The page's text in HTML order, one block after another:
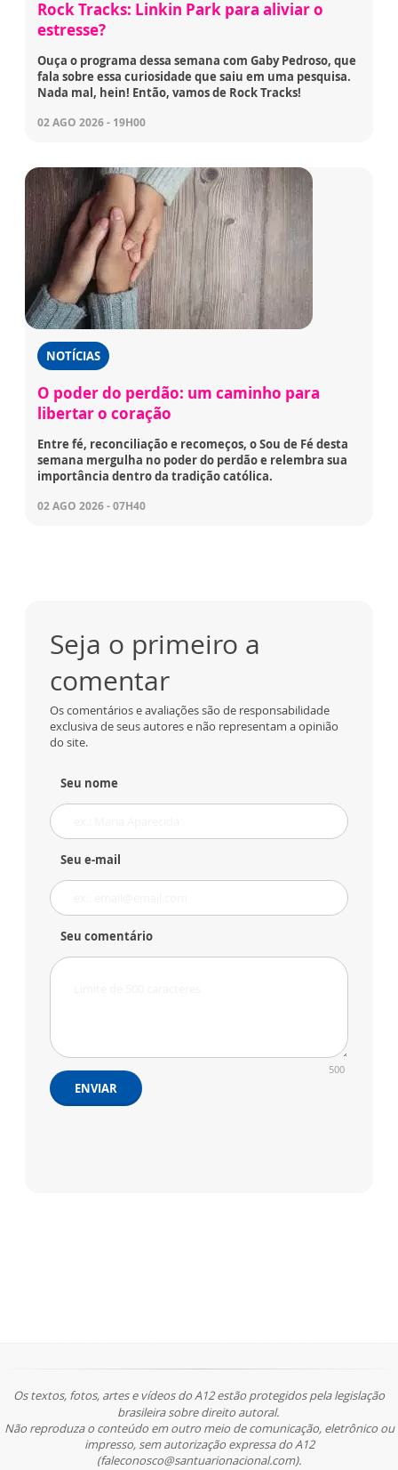
Rock Tracks: Linkin Park para aliviar o
estresse?
Ouça o programa dessa semana com Gaby Pedroso, que
fala sobre essa curiosidade que saiu em uma pesquisa.
Nada mal, hein! Então, vamos de Rock Tracks!
02 AGO 2026 - 19H00
NOTÍCIAS
O poder do perdão: um caminho para
libertar o coração
Entre fé, reconciliação e recomeços, o Sou de Fé desta
semana mergulha no poder do perdão e relembra sua
importância dentro da tradição católica.
02 AGO 2026 - 07H40
Seja o primeiro a
comentar
Os comentários e avaliações são de responsabilidade
exclusiva de seus autores e não representam a opinião
do site.
Seu nome
Seu e-mail
Seu comentário
500
ENVIAR
Os textos, fotos, artes e vídeos do A12 estão protegidos pela legislação
brasileira sobre direito autoral.
Não reproduza o conteúdo em outro meio de comunicação, eletrônico ou
impresso, sem autorização expressa do A12
(faleconosco@santuarionacional.com).